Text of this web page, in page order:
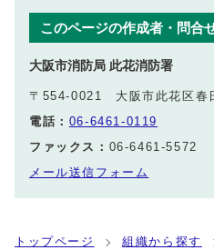
このページの作成者・問合
大阪市消防局 此花消防署
〒554-0021 大阪市此花区春
電話： 06-6461-0119
ファックス： 06-6461-5572
メール送信フォーム
トップページ 組織から探す